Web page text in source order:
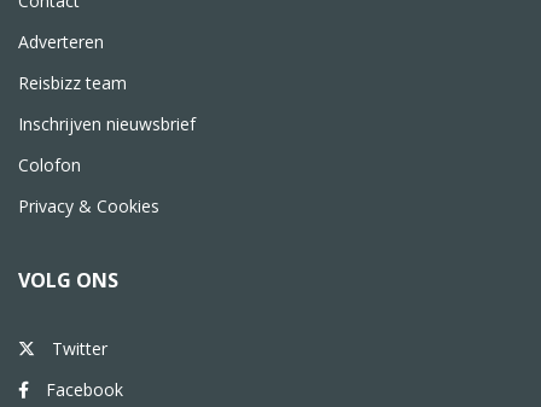
Adverteren
Reisbizz team
Inschrijven nieuwsbrief
Colofon
Privacy & Cookies
VOLG ONS
Twitter
Facebook